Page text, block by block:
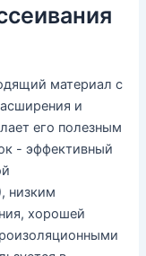
материал с
и
его полезным
- эффективный
низким
хорошей